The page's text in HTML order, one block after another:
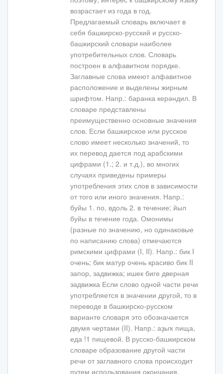
возрастает из года в год.
Предлагаемый словарь включает в
себя башкирско-русский и русско-
башкирский словари наиболее
употребительных слов. Словарь
построен в алфавитном порядке.
Заглавные слова имеют алфавитное
расположение и выделены жирным
шрифтом. Напр.: баранка керәндил. В
словаре представлены
преимущественно основные значения
слов. Если башкирское или русское
слово имеет несколько значений, то
их перевод дается под арабскими
цифрами (1.; 2. и т.д.), во многих
случаях приведены примеры
употребления этих слов в зависимости
от того или иного значения. Напр.:
буйы 1. по, вдоль 2. в течение; йыл
буйы в течение года. Омонимы
(разные по значению, но одинаковые
по написанию слова) отмечаются
римскими цифрами (I, II). Напр.: бик I
очень; бик матур очень красиво бик II
запор, задвижка; ишек биге дверная
задвижка Если слово одной части речи
употребляется в значении другой, то в
переводе в башкирско-русском
варианте словаря это обозначается
двумя чертами (II). Напр.: аҙыҡ пища,
еда !1 пищевой. В русско-башкирском
словаре образование другой части
речи от заглавного слова происходит
путем использования окончания,